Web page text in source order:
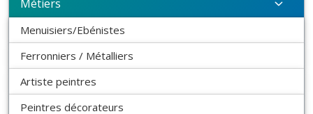
Métiers
Menuisiers/Ebénistes
Ferronniers / Métalliers
Artiste peintres
Peintres décorateurs